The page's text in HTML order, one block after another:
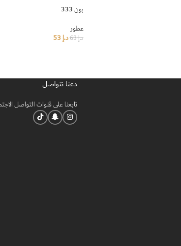
بون 333
عطور
د.إ63 د.إ
دعنا نتواصل
تابعنا على قنوات التواصل